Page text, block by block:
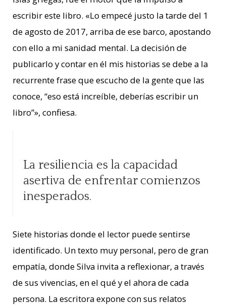
escribir este libro. «Lo empecé justo la tarde del 1
de agosto de 2017, arriba de ese barco, apostando
con ello a mi sanidad mental. La decisión de
publicarlo y contar en él mis historias se debe a la
recurrente frase que escucho de la gente que las
conoce, “eso está increíble, deberías escribir un
libro”», confiesa.
La resiliencia es la capacidad
asertiva de enfrentar comienzos
inesperados.
Siete historias donde el lector puede sentirse
identificado. Un texto muy personal, pero de gran
empatía, donde Silva invita a reflexionar, a través
de sus vivencias, en el qué y el ahora de cada
persona. La escritora expone con sus relatos